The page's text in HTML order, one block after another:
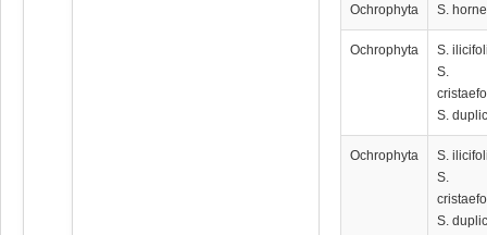
Ochrophyta S.
Ochrophyta
S.
S.
S.
Ochrophyta
S.
S.
S.